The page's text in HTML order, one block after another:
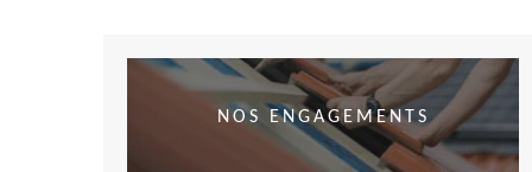
NOS ENGAGEMENTS